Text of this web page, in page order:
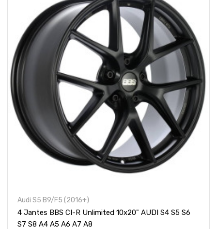
Audi S5 B9/F5 (2016+)
4 Jantes BBS CI-R Unlimited 10x20" AUDI S4 S5 S6
S7 S8 A4 A5 A6 A7 A8